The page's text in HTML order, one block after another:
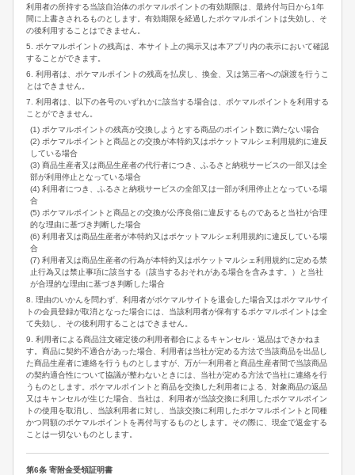
利用者の所持する当該自治体のポケマルポイントの有効期限は、最終付与日から1年
間に上書きされるものとします。有効期限を経過したポケマルポイントは失効し、そ
の後利用することはできません。
5. ポケマルポイントの残高は、本サイト上の掲示又は本アプリ内の表示において確認
することができます。
6. 利用者は、ポケマルポイントの残高を払戻し、換金、又は第三者への譲渡を行うこ
とはできません。
7. 利用者は、以下の各号のいずれかに該当する場合は、ポケマルポイントを利用する
ことができません。
(1) ポケマルポイントの残高が交換しようとする商品のポイント数に満たない場合
(2) ポケマルポイントと商品との交換が本特約又はポケットマルシェ利用規約に違反
している場合
(3) 商品生産者又は商品生産者の代行者につき、ふるさと納税サービスの一部又は全
部が利用停止となっている場合
(4) 利用者につき、ふるさと納税サービスの全部又は一部が利用停止となっている場
合
(5) ポケマルポイントと商品との交換が公序良俗に違反するものであると当社が合理
的な理由に基づき判断した場合
(6) 利用者又は商品生産者が本特約又はポケットマルシェ利用規約に違反している場
合
(7) 利用者又は商品生産者の行為が本特約又はポケットマルシェ利用規約に定める禁
止行為又は禁止事項に該当する（該当するおそれがある場合を含みます。）と当社
が合理的な理由に基づき判断した場合
8. 理由のいかんを問わず、利用者がポケマルサイトを退会した場合又はポケマルサイ
トの会員登録が取消となった場合には、当該利用者が保有するポケマルポイントは全
て失効し、その後利用することはできません。
9. 利用者による商品注文確定後の利用者都合によるキャンセル・返品はできかねま
す。商品に契約不適合があった場合、利用者は当社が定める方法で当該商品を出品し
た商品生産者に連絡を行うものとしますが、万が一利用者と商品生産者間で当該商品
の契約適合性について協議が整わないときには、当社が定める方法で当社に連絡を行
うものとします。ポケマルポイントと商品を交換した利用者による、対象商品の返品
又はキャンセルが生じた場合、当社は、利用者が当該交換に利用したポケマルポイン
トの使用を取消し、当該利用者に対し、当該交換に利用したポケマルポイントと同種
かつ同額のポケマルポイントを再付与するものとします。その際に、現金で返金する
ことは一切ないものとします。
第6条 寄附金受領証明書